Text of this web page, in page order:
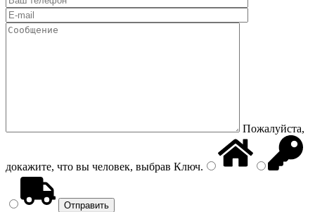
Пожалуйста,
докажите, что вы человек, выбрав Ключ.